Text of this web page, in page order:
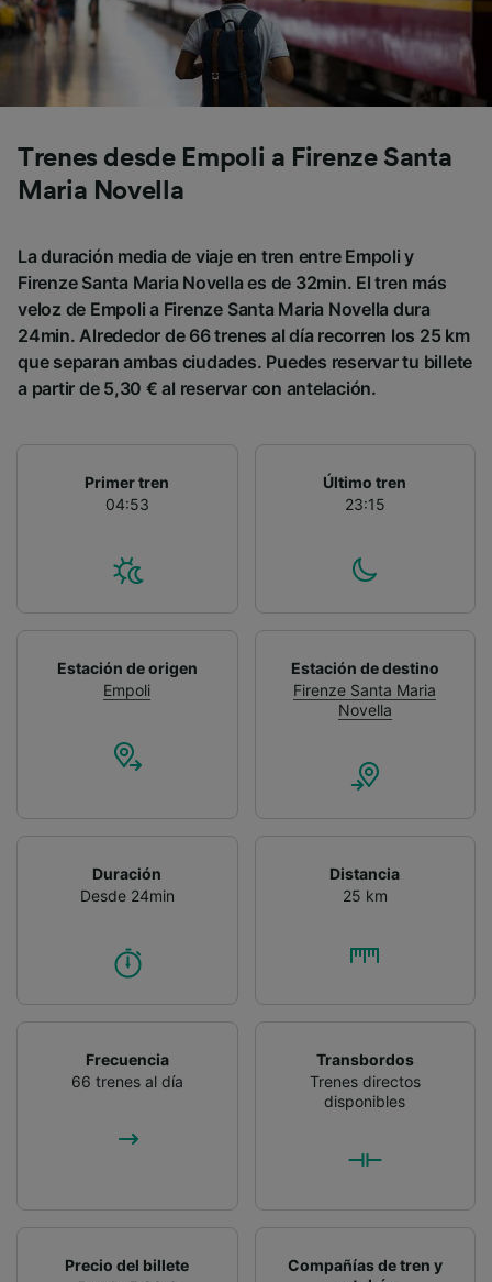
Trenes desde Empoli a Firenze Santa
Maria Novella
La duración media de viaje en tren entre Empoli y
Firenze Santa Maria Novella es de 32min. El tren más
veloz de Empoli a Firenze Santa Maria Novella dura
24min. Alrededor de 66 trenes al día recorren los 25 km
que separan ambas ciudades. Puedes reservar tu billete
a partir de 5,30 € al reservar con antelación.
Primer tren
04:53
Último tren
23:15
Estación de origen
Empoli
Estación de destino
Firenze Santa Maria
Novella
Duración
Desde 24min
Distancia
25 km
Frecuencia
66 trenes al día
Transbordos
Trenes directos
disponibles
Precio del billete
Compañías de tren y